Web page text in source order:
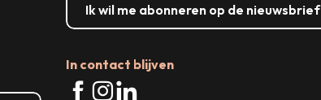
Ik wil me abonneren op de nieuwsbrief
In contact blijven